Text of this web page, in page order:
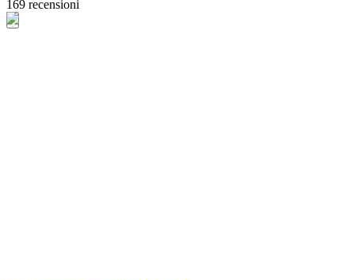
169 recensioni